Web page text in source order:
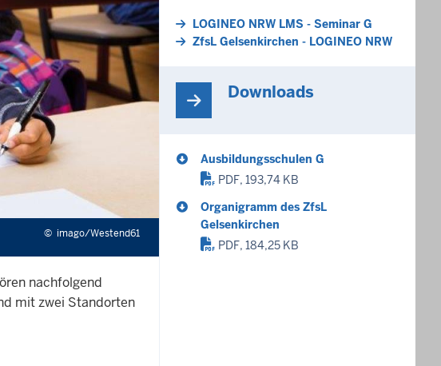
© imago/Westend61
nachfolgend
mit zwei Standorten
LOGINEO NRW LMS - Seminar G
ZfsL Gelsenkirchen - LOGINEO NRW
Downloads
Ausbildungsschulen G
PDF, 193,74 KB
Organigramm des ZfsL
Gelsenkirchen
PDF, 184,25 KB